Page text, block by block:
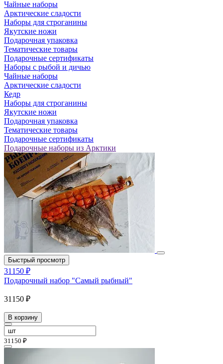
Чайные наборы
Арктические сладости
Наборы для строганины
Якутские ножи
Подарочная упаковка
Тематические товары
Подарочные сертификаты
Наборы с рыбой и дичью
Чайные наборы
Арктические сладости
Кедр
Наборы для строганины
Якутские ножи
Подарочная упаковка
Тематические товары
Подарочные сертификаты
Подарочные наборы из Арктики
Быстрый просмотр
31150 ₽
Подарочный набор "Самый рыбный"
31150 ₽
В корзину
31150 ₽